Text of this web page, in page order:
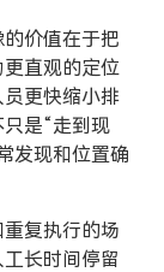
价值在于把
直观的定位
更快缩小排
是“走到现
发现和位置确
复执行的场
长时间停留